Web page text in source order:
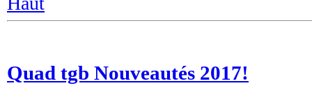
Quad tgb Nouveautés 2017!